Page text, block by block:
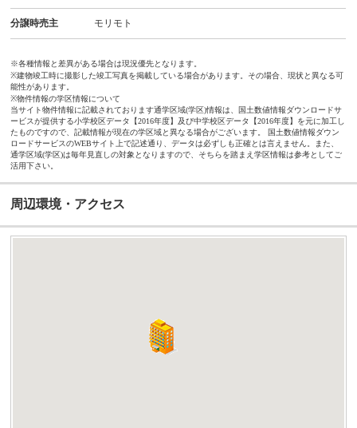
分譲時売主 モリモト
※各種情報と差異がある場合は現況優先となります。
※建物竣工時に撮影した竣工写真を掲載している場合があります。その場合、現状と異なる可
能性があります。
※物件情報の学区情報について
当サイト物件情報に記載されております通学区域(学区)情報は、国土数値情報ダウンロードサ
ービスが提供する小学校区データ【2016年度】及び中学校区データ【2016年度】を元に加工し
たものですので、記載情報が現在の学区域と異なる場合がございます。 国土数値情報ダウン
ロードサービスのWEBサイト上で記述通り、データは必ずしも正確とは言えません。また、
通学区域(学区)は毎年見直しの対象となりますので、そちらを踏まえ学区情報は参考としてご
活用下さい。
周辺環境・アクセス